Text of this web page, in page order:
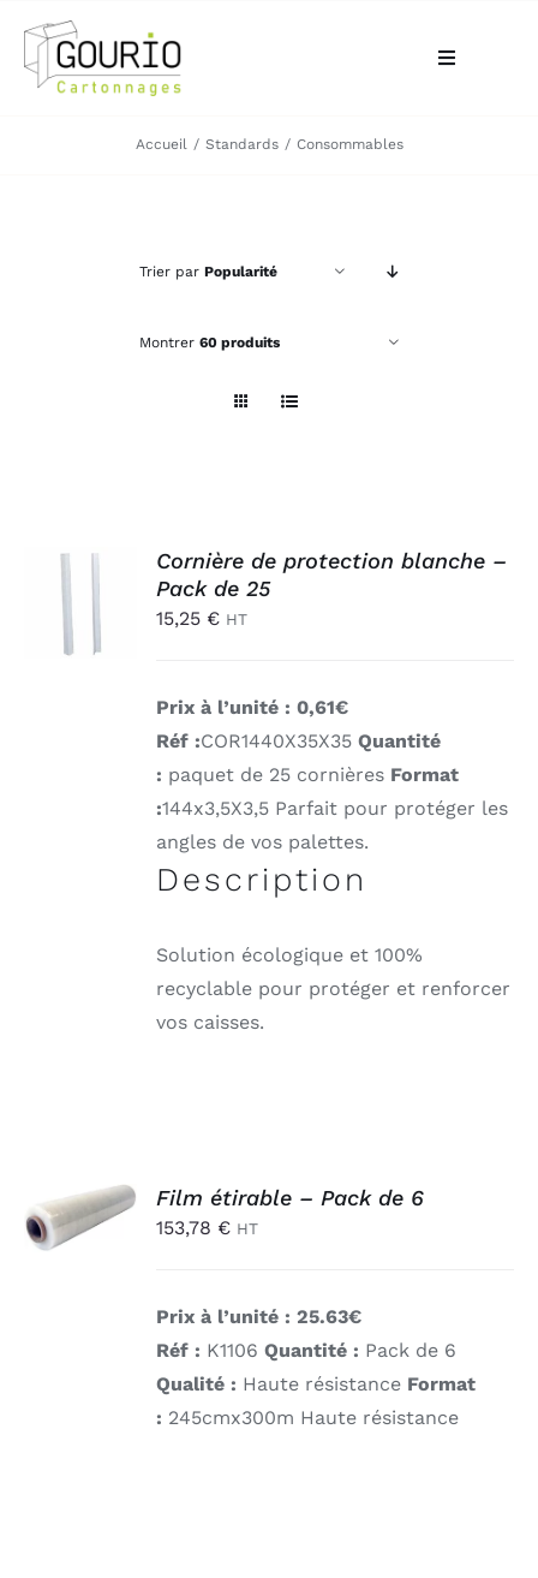
contenu
Toggle
VOTRE BESOIN
Connexion
Accueil Standards Consommables
Trier par Popularité
Montrer 60 produits
AJOUTER
DÉTAILS
Cornière de protection blanche –
Pack de 25
15,25 € HT
Prix à l’unité : 0,61€
Réf :COR1440X35X35 Quantité
: paquet de 25 cornières Format
:144x3,5X3,5 Parfait pour protéger les
angles de vos palettes.
Description
Solution écologique et 100%
recyclable pour protéger et renforcer
vos caisses.
AU
PANIER
Film étirable – Pack de 6
153,78 € HT
Prix à l’unité : 25.63€
Réf : K1106 Quantité : Pack de 6
Qualité : Haute résistance Format
: 245cmx300m Haute résistance